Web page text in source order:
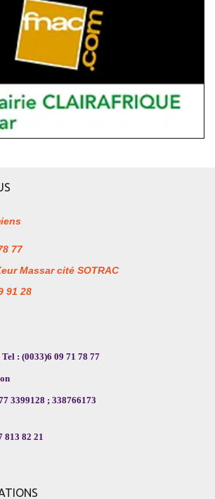
77
Massar cité SOTRAC
91 28
: (0033)6 09 71 78 77
3399128 ; 338766173
813 82 21